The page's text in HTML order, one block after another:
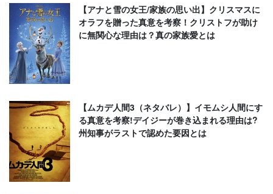
【アナと雪の女王/家族の思い出】クリスマスに
オラフを贈った真意を考察！クリストフが助け
に無関心な理由は？真の家族愛とは
【ムカデ人間3（ネタバレ）】イモムシ人間にす
る真意を考察!デイジーが巻き込まれる理由は?
州知事がラストで認めた要因とは